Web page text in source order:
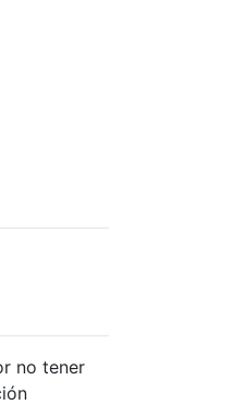
no tener